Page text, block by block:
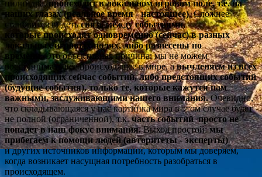
цилиндра, происходит в локальном игровом поле, т.е. на
наших глазах (реальное время - настоящее). Сложнее
становится видетьсвязь между событиями,
которые происходят одновременно (сейчас) в разных
локальных игровых полях, либо разнесены по
времени . Это объективная причина: мы не можем
воспринимать все происходящее в мире, авычленяем из всех
происходящих сейчас событий, либо предстоящих событий
(будущие события), только те, которые кажутся нам
важными, заслуживающими нашего внимания.Очевидно,
что складывающаяся у нас картинка мира в этом случае будет
не полной (ограниченной), т.к.часть событий просто не
попадет в наш фокус внимания.Выход простой:мы
прибегаем к помощи людей (авторитеты - эксперты)
и других источников информации, которым мы доверяем,
когда возникает насущная потребность разобраться в
происходящем.